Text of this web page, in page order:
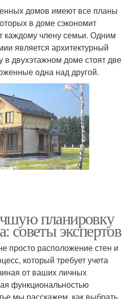
домов имеют все планы
в доме сэкономит
каждому члену семьи. Одним
является архитектурный
в двухэтажном доме стоят две
одна над другой.
планировку
советы экспертов
просто расположение стен и
который требует учета
от ваших личных
функциональностью
мы расскажем, как выбрать